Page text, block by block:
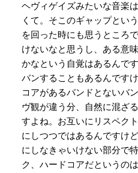
ヘヴィゲイズみたいな音楽
くて。そこのギャップとい
を回った時にも思うところ
けないなと思うし、ある意
かなという自覚はあるんで
バンすることもあるんです
コアがあるバンドとないバ
ヴ観が違う分、自然に混ざ
すよね。お互いにリスペク
にしつつではあるんですけ
にしなきゃいけない部分で
ク、ハードコアだというの